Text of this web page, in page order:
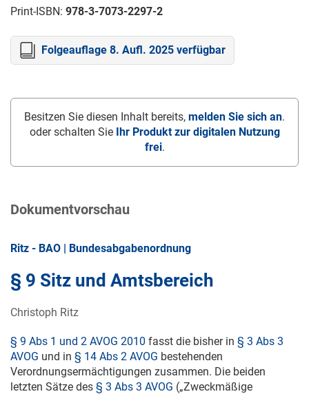
Print-ISBN: 978-3-7073-2297-2
Folgeauflage 8. Aufl. 2025 verfügbar
Besitzen Sie diesen Inhalt bereits, melden Sie sich an.
oder schalten Sie Ihr Produkt zur digitalen Nutzung
frei.
Dokumentvorschau
Ritz - BAO | Bundesabgabenordnung
§ 9 Sitz und Amtsbereich
Christoph Ritz
§ 9 Abs 1 und 2 AVOG 2010 fasst die bisher in § 3 Abs 3
AVOG und in § 14 Abs 2 AVOG bestehenden
Verordnungsermächtigungen zusammen. Die beiden
letzten Sätze des § 3 Abs 3 AVOG („Zweckmäßige